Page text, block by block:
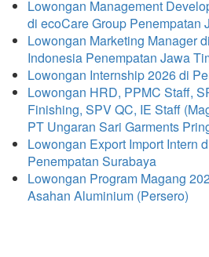
Lowongan Management
di ecoCare Group Penempatan
Lowongan Marketing Manager
Indonesia Penempatan Jawa
Lowongan Internship 2026 di
Lowongan HRD, PPMC Staff,
Finishing, SPV QC, IE Staff
PT Ungaran Sari Garments
Lowongan Export Import Intern
Penempatan Surabaya
Lowongan Program Magang
Asahan Aluminium (Persero)